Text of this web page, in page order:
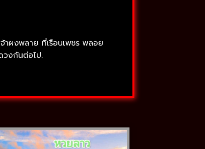
จ้าผงพลาย ที่เรือนเพชร พลอย
วงกันต่อไป.